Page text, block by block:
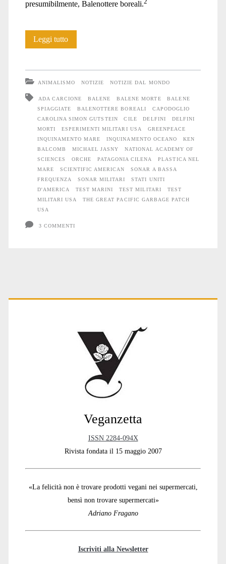
presumibilmente, Balenottere boreali.
Leggi tuttoL’olocausto
ANIMALISMO NOTIZIE NOTIZIE DAL MONDO
ADA CARCIONE BALENE BALENE MORTE
BALENE
SPIAGGIATE
BALENOTTERE BOREALI
CAPODOGLIO
CAROLINA SIMON GUTSTEIN
CILE DELFINI
DELFINI
MORTI
ESPERIMENTI MILITARI USA
GREENPEACE
INQUINAMENTO MARE
INQUINAMENTO OCEANO
KEN
BALCOMB
MICHAEL JASNY
NATIONAL ACADEMY OF
SCIENCES
ORCHE PATAGONIA CILENA
PLASTICA NEL
MARE
SCIENTIFIC AMERICAN
SONAR A BASSA
FREQUENZA
SONAR MILITARI
STATI UNITI
D'AMERICA
TEST MARINI TEST MILITARI
TEST
MILITARI USA
THE GREAT PACIFIC GARBAGE PATCH
USA
3 COMMENTI
Primary
Veganzetta
ISSN 2284-094X
Rivista fondata il 15 maggio 2007
«La felicità non è trovare prodotti vegani nei supermercati,
bensì non trovare supermercati»
Adriano Fragano
Iscriviti alla Newsletter